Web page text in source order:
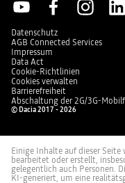
Datenschutz
AGB Connected Services
Impressum
Data Act
Cookie-Richtlinien
Cookies verwalten
Barrierefreiheit
Abschaltung der 2G/3G-
© Dacia 2017 - 2026
Einige Inhalte auf dieser
bearbeitet oder erstellt,
gelegentlich auch Personen.
KI-generiert, um eine